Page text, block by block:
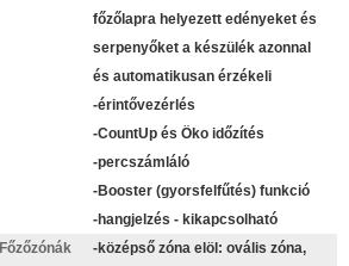
főzőlapra helyezett edényeket és
serpenyőket a készülék azonnal
és automatikusan érzékeli
-érintővezérlés
-CountUp és Öko időzítés
-percszámláló
-Booster (gyorsfelfűtés) funkció
-hangjelzés - kikapcsolható
Főzőzónák
-középső zóna elöl: ovális zóna,